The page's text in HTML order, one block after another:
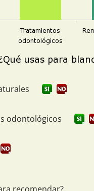
odontológicos